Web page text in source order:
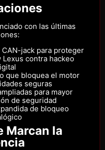
con las últimas
jack para proteger
contra hackeo
que bloquea el motor
seguras
para mayor
de seguridad
de bloqueo
Marcan la